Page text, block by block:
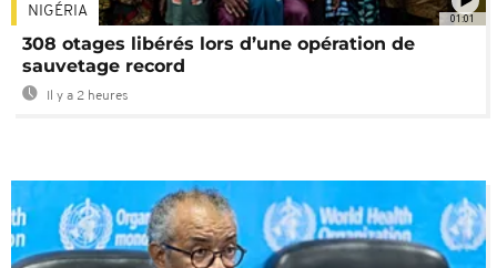
01:01
NIGÉRIA
308 otages libérés lors d’une opération de
sauvetage record
Il y a 2 heures